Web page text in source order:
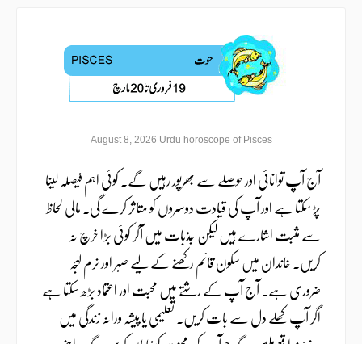
August 8, 2026 Urdu horoscope of Pisces
آج آپ توانائی اور حوصلے سے بھرپور رہیں گے۔ کوئی اہم فیصلہ لینا
پڑ سکتا ہے اور آپ کی قیادت دوسروں کو متاثر کرے گی۔ مالی لحاظ
سے مثبت اشارے ہیں لیکن جذبات میں آکر کوئی بڑا خرچ نہ
کریں۔ خاندان میں سکون قائم رکھنے کے لیے صبر اور نرم لہجہ
ضروری ہے۔ آج آپ کے رشتے میں محبت اور اعتماد بڑھ سکتا ہے
اگر آپ کھلے دل سے بات کریں۔ تعلیمی یا پیشہ ورانہ زندگی میں